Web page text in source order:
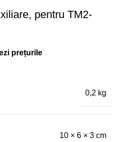
pentru TM2-
0,2 kg
10 × 6 × 3 cm